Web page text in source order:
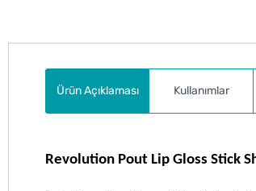
Ürün Açıklaması Kullanımlar
Revolution Pout Lip Gloss Stick